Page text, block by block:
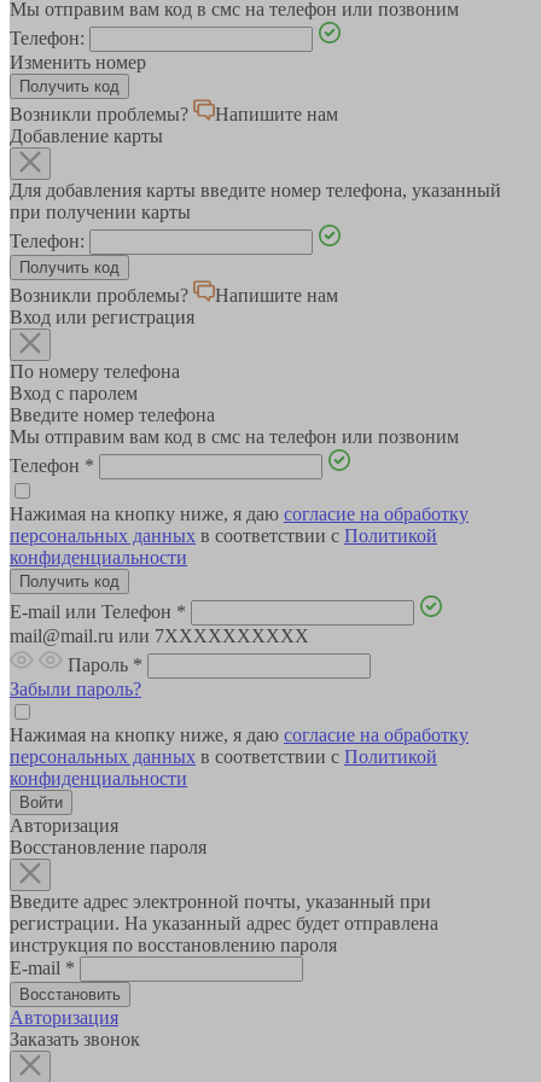
Мы отправим вам код в смс на телефон или позвоним
Телефон:
Изменить номер
Возникли проблемы?
Напишите нам
Добавление карты
Для добавления карты введите номер телефона, указанный
при получении карты
Телефон:
Возникли проблемы?
Напишите нам
Вход или регистрация
По номеру телефона
Вход с паролем
Введите номер телефона
Мы отправим вам код в смс на телефон или позвоним
Телефон *
Нажимая на кнопку ниже, я даю согласие на обработку
персональных данных в соответствии с Политикой
конфиденциальности
E-mail или Телефон *
mail@mail.ru или 7XXXXXXXXXX
Пароль *
Забыли пароль?
Нажимая на кнопку ниже, я даю согласие на обработку
персональных данных в соответствии с Политикой
конфиденциальности
Авторизация
Восстановление пароля
Введите адрес электронной почты, указанный при
регистрации. На указанный адрес будет отправлена
инструкция по восстановлению пароля
E-mail *
Авторизация
Заказать звонок